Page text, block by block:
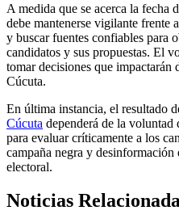
A medida que se acerca la fecha
debe mantenerse vigilante frente
y buscar fuentes confiables para
candidatos y sus propuestas. El
tomar decisiones que impactarán
Cúcuta.
En última instancia, el resultado
Cúcuta dependerá de la voluntad
para evaluar críticamente a los
campaña negra y
electoral.
Noticias